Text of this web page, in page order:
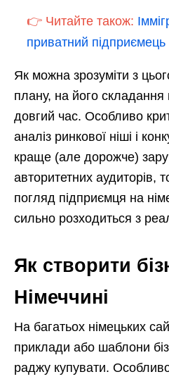
👉 Читайте також:
приватний
Як можна зрозуміти з
плану, на його складання
довгий час. Особливо
аналіз ринкової ніші і
краще (але дорожче)
авторитетних аудиторів,
погляд підприємця на
сильно розходиться з
Як створити
Німеччині
На багатьох німецьких
приклади або шаблони
раджу купувати.